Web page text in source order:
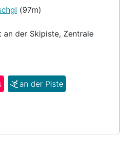
(97m)
an der Skipiste, Zentrale
an der Piste